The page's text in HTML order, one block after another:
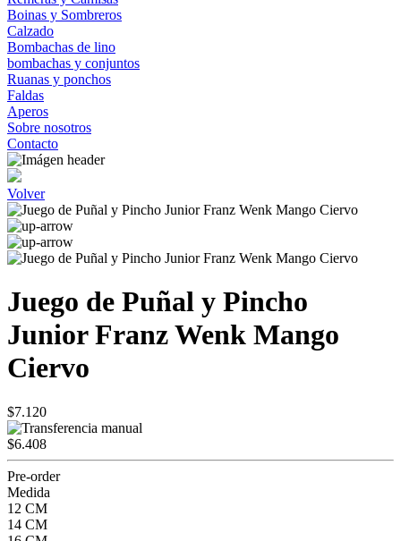
Boinas y Sombreros
Calzado
Bombachas de lino
bombachas y conjuntos
Ruanas y ponchos
Faldas
Aperos
Sobre nosotros
Contacto
Volver
Juego de Puñal y Pincho
Junior Franz Wenk Mango
Ciervo
$7.120
$6.408
Pre-order
Medida
12 CM
14 CM